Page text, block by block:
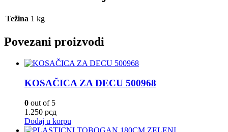
Težina 1 kg
Povezani proizvodi
KOSAČICA ZA DECU 500968
0 out of 5
1.250 рсд
Dodaj u korpu